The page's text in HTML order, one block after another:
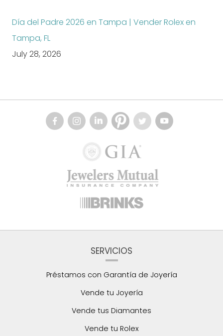
Día del Padre 2026 en Tampa | Vender Rolex en
Tampa, FL
July 28, 2026
SERVICIOS
Préstamos con Garantía de Joyería
Vende tu Joyería
Vende tus Diamantes
Vende tu Rolex